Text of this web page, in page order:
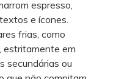
espresso,
e ícones.
frias, como
estritamente em
secundárias ou